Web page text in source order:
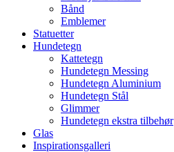
Bånd
Emblemer
Statuetter
Hundetegn
Kattetegn
Hundetegn Messing
Hundetegn Aluminium
Hundetegn Stål
Glimmer
Hundetegn ekstra tilbehør
Glas
Inspirationsgalleri